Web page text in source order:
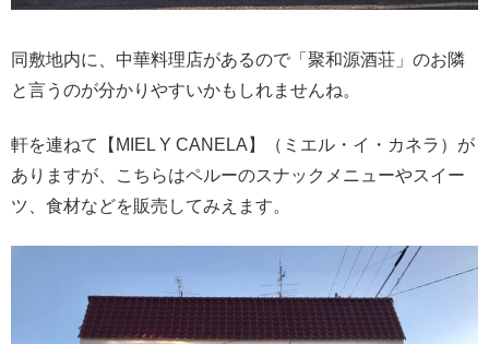
同敷地内に、中華料理店があるので「聚和源酒荘」のお隣
と言うのが分かりやすいかもしれませんね。
軒を連ねて【MIEL Y CANELA】（ミエル・イ・カネラ）が
ありますが、こちらはペルーのスナックメニューやスイー
ツ、食材などを販売してみえます。